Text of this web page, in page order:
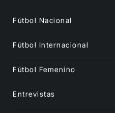
Fútbol Nacional
Fútbol Internacional
Fútbol Femenino
Entrevistas